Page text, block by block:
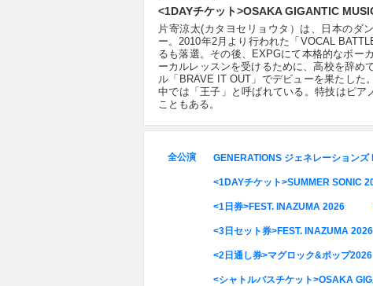
<1DAYチケット>OSAKA GIGANTIC
片寄涼太(カタヨセリョウタ）は、日本のダ
ー。2010年2月より行われた「VOCAL
るも落選。その後、EXPGにて本格的なボー
ーカルレッスンを受けるために、高校を辞め
ル「BRAVE IT OUT」でデビューを果たし
中では「王子」と呼ばれている。特技はピ
こともある。
全公演 GENERATIONS ジェネレーション
<1DAYチケット>SUMMER SONIC
<1日券>FEST. INAZUMA 2026
<3日セット券>FEST. INAZUMA 2026
<2日通し券>マグロック&ポップ2026
<シャトルバスチケット>OSAKA